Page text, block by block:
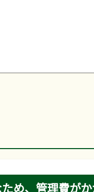
め、管理費が